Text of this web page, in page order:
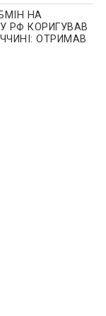
НА
У РФ КОРИГУВАВ
ОТРИМАВ